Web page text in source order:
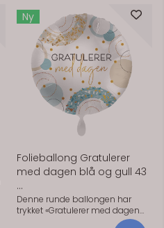
Ny
Folieballong Gratulerer
med dagen blå og gull 43
...
Denne runde ballongen har
trykket «Gratulerer med dagen»
i blått og gull, en enkel måte å
På lager